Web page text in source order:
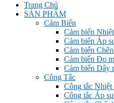
Trang Chủ
SẢN PHẨM
Cảm Biến
Cảm biến
Cảm biến Áp
Cảm biến
Cảm biến Đo
Cảm biến Dây
Công Tắc
Công tắc Nhiệt
Công tắc Áp